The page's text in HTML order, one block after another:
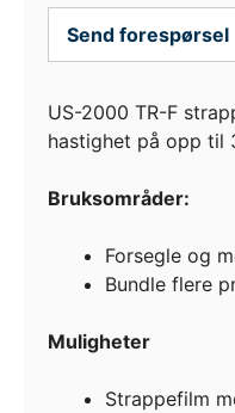
Send forespørsel
US-2000 TR-F
hastighet på opp til
Bruksområder:
Forsegle og
Bundle flere
Muligheter
Strappefilm